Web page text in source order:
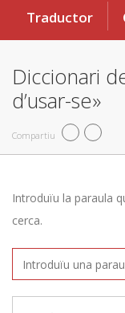
Traductor
Diccionari
d’usar-se»
Compartiu
Introduïu la paraula
cerca.